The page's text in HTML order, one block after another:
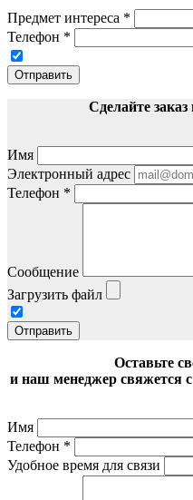
Предмет интереса *
Телефон *
Отправить
Сделайте заказ
Имя
Электронный адрес
Телефон *
Сообщение
Загрузить файл
Отправить
Оставьте
и наш менеджер свяжется
Имя
Телефон *
Удобное время для связи